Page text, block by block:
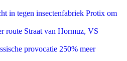
in tegen insectenfabriek Protix om
route Straat van Hormuz, VS
provocatie 250% meer